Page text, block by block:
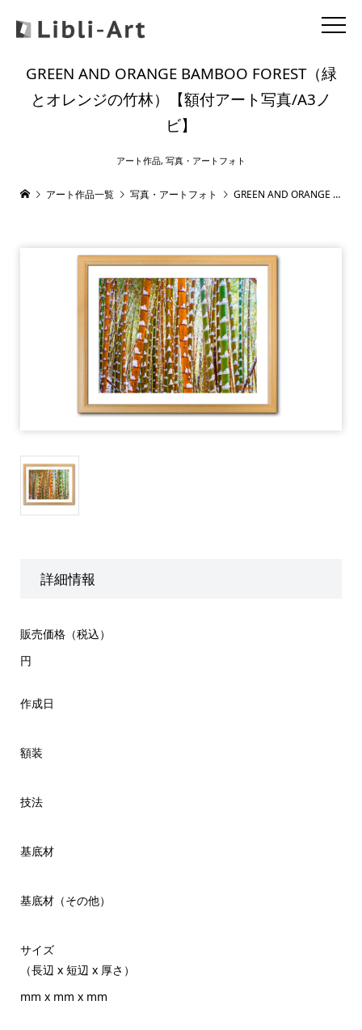
GREEN AND ORANGE BAMBOO FOREST（緑
とオレンジの竹林）【額付アート写真/A3ノ
ビ】
アート作品, 写真・アートフォト
アート作品一覧 写真・アートフォト GREEN AND ORANGE BAMBOO FOREST（緑とオレンジの竹林）【額付アート写真/A3ノビ】
詳細情報
販売価格（税込）
円
作成日
額装
技法
基底材
基底材（その他）
サイズ
（長辺 x 短辺 x 厚さ）
mm x mm x mm